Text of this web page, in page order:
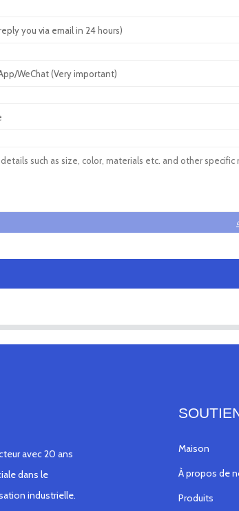
avec 20 ans
dans le
industrielle.
Maison
À propos de
Produits